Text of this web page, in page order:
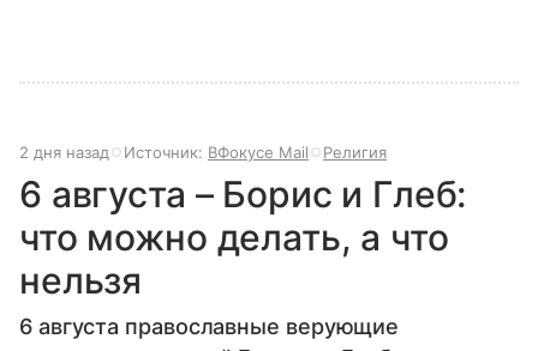
2 дня назад Источник: ВФокусе Mail Религия
6 августа – Борис и Глеб:
что можно делать, а что
нельзя
6 августа православные верующие